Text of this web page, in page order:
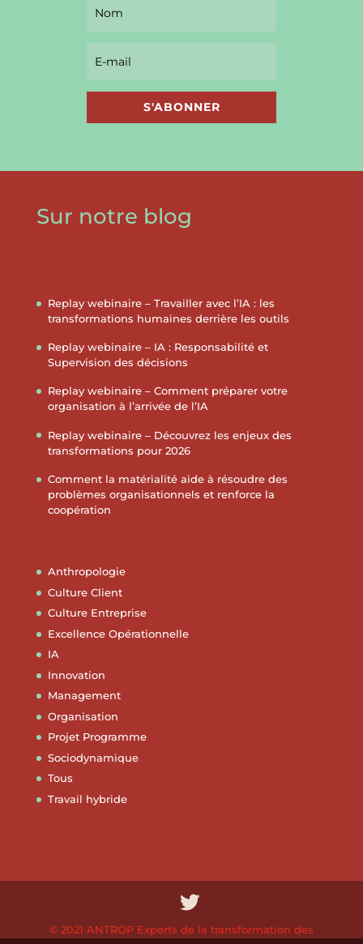
S'ABONNER
Sur notre blog
Replay webinaire – Travailler avec l’IA : les
transformations humaines derrière les outils
Replay webinaire – IA : Responsabilité et
Supervision des décisions
Replay webinaire – Comment préparer votre
organisation à l’arrivée de l’IA
Replay webinaire – Découvrez les enjeux des
transformations pour 2026
Comment la matérialité aide à résoudre des
problèmes organisationnels et renforce la
coopération
Anthropologie
Culture Client
Culture Entreprise
Excellence Opérationnelle
IA
Innovation
Management
Organisation
Projet Programme
Sociodynamique
Tous
Travail hybride
© 2021 ANTROP Experts de la transformation des